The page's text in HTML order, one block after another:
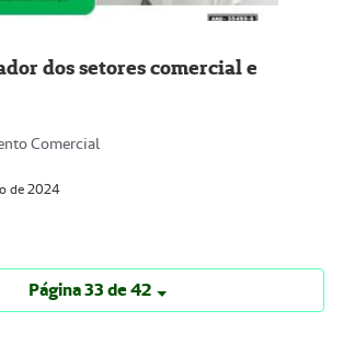
dos setores comercial e
Comercial
de 2024
Página 33 de 42